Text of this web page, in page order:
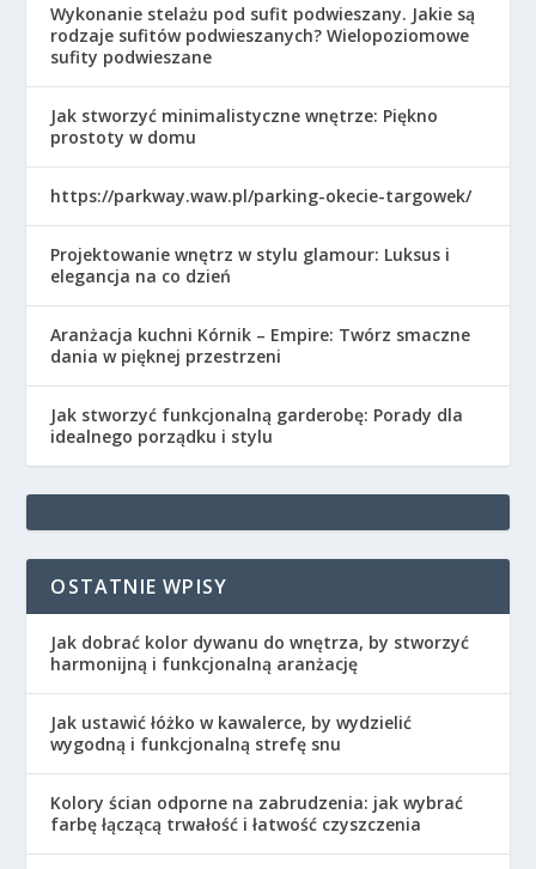
Wykonanie stelażu pod sufit podwieszany. Jakie są
rodzaje sufitów podwieszanych? Wielopoziomowe
sufity podwieszane
Jak stworzyć minimalistyczne wnętrze: Piękno
prostoty w domu
https://parkway.waw.pl/parking-okecie-targowek/
Projektowanie wnętrz w stylu glamour: Luksus i
elegancja na co dzień
Aranżacja kuchni Kórnik – Empire: Twórz smaczne
dania w pięknej przestrzeni
Jak stworzyć funkcjonalną garderobę: Porady dla
idealnego porządku i stylu
OSTATNIE WPISY
Jak dobrać kolor dywanu do wnętrza, by stworzyć
harmonijną i funkcjonalną aranżację
Jak ustawić łóżko w kawalerce, by wydzielić
wygodną i funkcjonalną strefę snu
Kolory ścian odporne na zabrudzenia: jak wybrać
farbę łączącą trwałość i łatwość czyszczenia